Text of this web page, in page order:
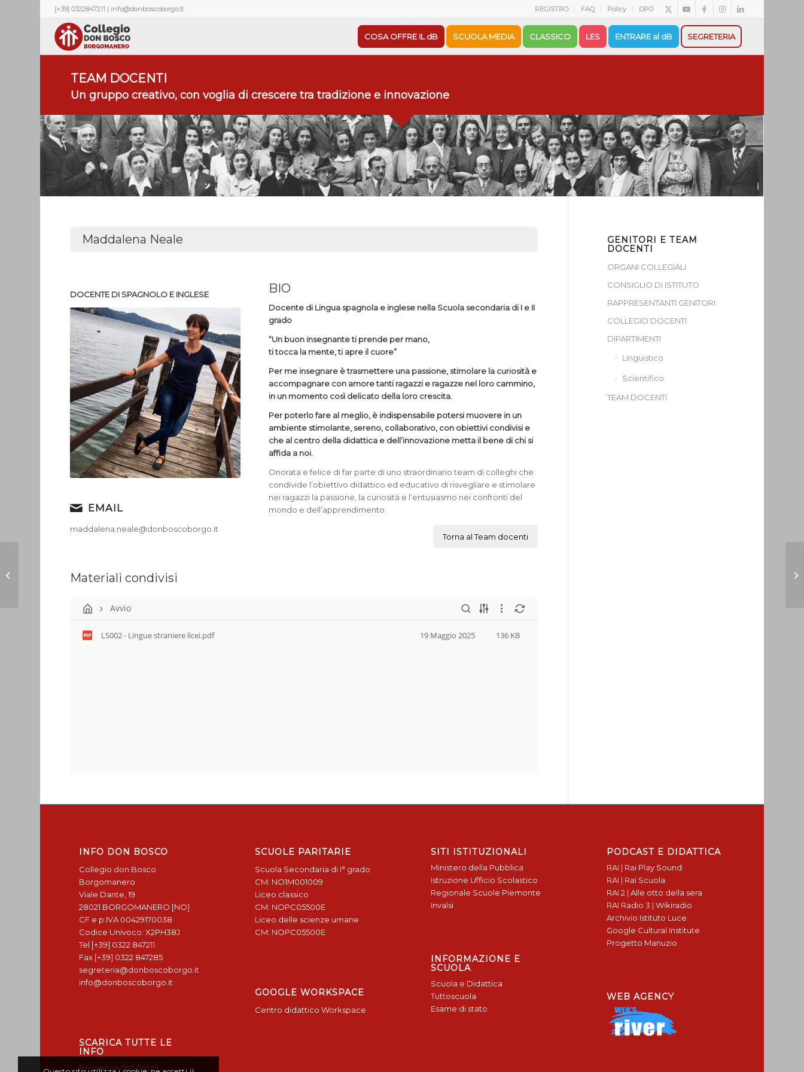
REGISTRO FAQ Policy DPO
[+39] 0322847211 | info@donboscoborgo.it
COSA OFFRE IL dB SCUOLA MEDIA CLASSICO LES ENTRARE al dB SEGRETERIA
TEAM DOCENTI
Un gruppo creativo, con voglia di crescere tra tradizione e innovazione
Maddalena Neale
DOCENTE DI SPAGNOLO E INGLESE
EMAIL
maddalena.neale@donboscoborgo.it
BIO
Docente di Lingua spagnola e inglese nella Scuola secondaria di I e II
grado
“Un buon insegnante ti prende per mano,
ti tocca la mente, ti apre il cuore”
Per me insegnare è trasmettere una passione, stimolare la curiosità e
accompagnare con amore tanti ragazzi e ragazze nel loro cammino,
in un momento così delicato della loro crescita.
Per poterlo fare al meglio, è indispensabile potersi muovere in un
ambiente stimolante, sereno, collaborativo, con obiettivi condivisi e
che al centro della didattica e dell’innovazione metta il bene di chi si
affida a noi.
Onorata e felice di far parte di uno straordinario team di colleghi che
condivide l’obiettivo didattico ed educativo di risvegliare e stimolare
nei ragazzi la passione, la curiosità e l’entusiasmo nei confronti del
mondo e dell’apprendimento.
Torna al Team docenti
Materiali condivisi
Avvio
LS002 - Lingue straniere licei.pdf 19 Maggio 2025 136 KB
GENITORI E TEAM
DOCENTI
ORGANI COLLEGIALI
CONSIGLIO DI ISTITUTO
RAPPRESENTANTI GENITORI
COLLEGIO DOCENTI
DIPARTIMENTI
Linguistico
Scientifico
TEAM DOCENTI
INFO DON BOSCO
Collegio don Bosco
Borgomanero
Viale Dante, 19
28021 BORGOMANERO [NO]
CF e p.IVA 00429170038
Codice Univoco: X2PH38J
Tel [+39] 0322 847211
Fax [+39] 0322 847285
segreteria@donboscoborgo.it
info@donboscoborgo.it
SCARICA TUTTE LE
INFO
Recapiti e dati fiscali
SCUOLE PARITARIE
Scuola Secondaria di I° grado
CM: NO1M001009
Liceo classico
CM: NOPC05500E
Liceo delle scienze umane
CM: NOPC05500E
GOOGLE WORKSPACE
Centro didattico Workspace
SITI ISTITUZIONALI
Ministero della Pubblica
Istruzione Ufficio Scolastico
Regionale Scuole Piemonte
Invalsi
INFORMAZIONE E
SCUOLA
Scuola e Didattica
Tuttoscuola
Esame di stato
PODCAST E DIDATTICA
RAI | Rai Play Sound
RAI | Rai Scuola
RAI 2 | Alle otto della sera
RAI Radio 3 | Wikiradio
Archivio Istituto Luce
Google Cultural Institute
Progetto Manuzio
WEB AGENCY
Giovanni Campagnoli